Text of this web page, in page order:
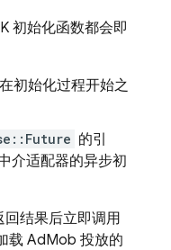
初始化函数都会即
初始化过程开始之
的引
介适配器的异步初
结果后立即调用
载 AdMob 投放的